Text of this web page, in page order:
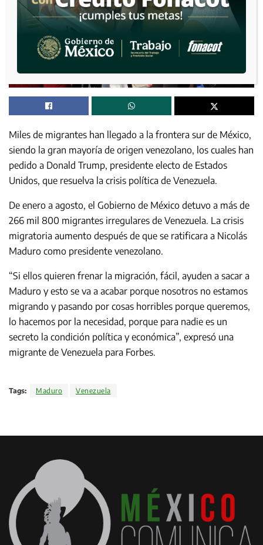
Miles de migrantes han llegado a la frontera sur de México,
siendo la gran mayoría de origen venezolano, los cuales han
pedido a Donald Trump, presidente electo de Estados
Unidos, que resuelva la crisis política de Venezuela.
De enero a agosto, el Gobierno de México detuvo a más de
266 mil 800 migrantes irregulares de Venezuela. La crisis
migratoria aumento después de que se ratificara a Nicolás
Maduro como presidente venezolano.
“Si ellos quieren frenar la migración, fácil, ayuden a sacar a
Maduro y esto se va a acabar porque nosotros no estamos
migrando y pasando por cosas horribles porque queremos,
lo hacemos por la necesidad, porque para nadie es un
secreto la condición política y económica”, expresó una
migrante de Venezuela para Forbes.
Tags: Maduro Venezuela